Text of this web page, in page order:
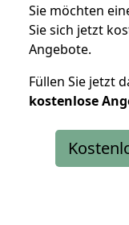
Sie möchten
Sie sich jetzt
Angebote.
Füllen Sie jetzt
kostenlose